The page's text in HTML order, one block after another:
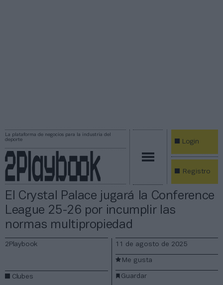
La plataforma de negocios para la industria del
deporte
Login
Registro
El Crystal Palace jugará la Conference
League 25-26 por incumplir las
normas multipropiedad
2Playbook
Clubes
11 de agosto de 2025
Guardar
Me gusta